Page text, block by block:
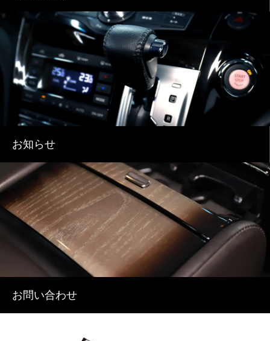
お知らせ
お問い合わせ